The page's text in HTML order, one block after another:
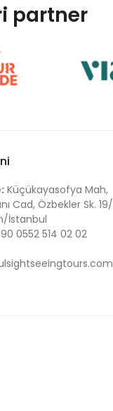
partner
Küçükayasofya Mah,
Cad, Özbekler Sk. 19/
İstanbul
0552 514 02 02